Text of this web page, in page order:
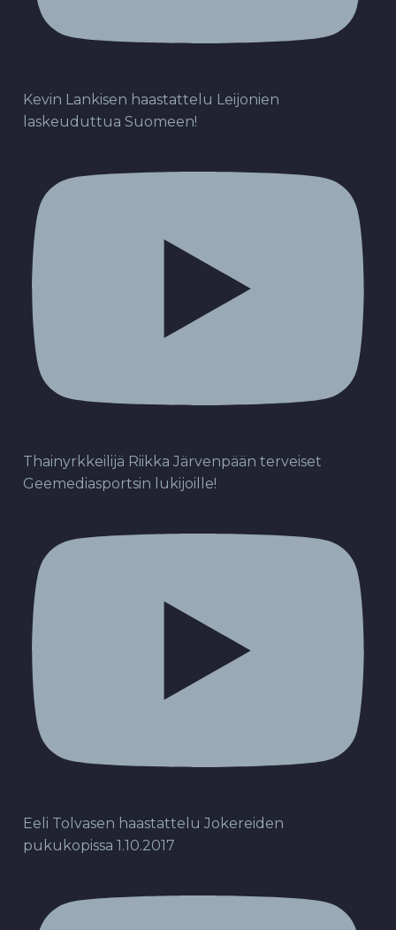
Kevin Lankisen haastattelu Leijonien
laskeuduttua Suomeen!
Thainyrkkeilijä Riikka Järvenpään terveiset
Geemediasportsin lukijoille!
Eeli Tolvasen haastattelu Jokereiden
pukukopissa 1.10.2017